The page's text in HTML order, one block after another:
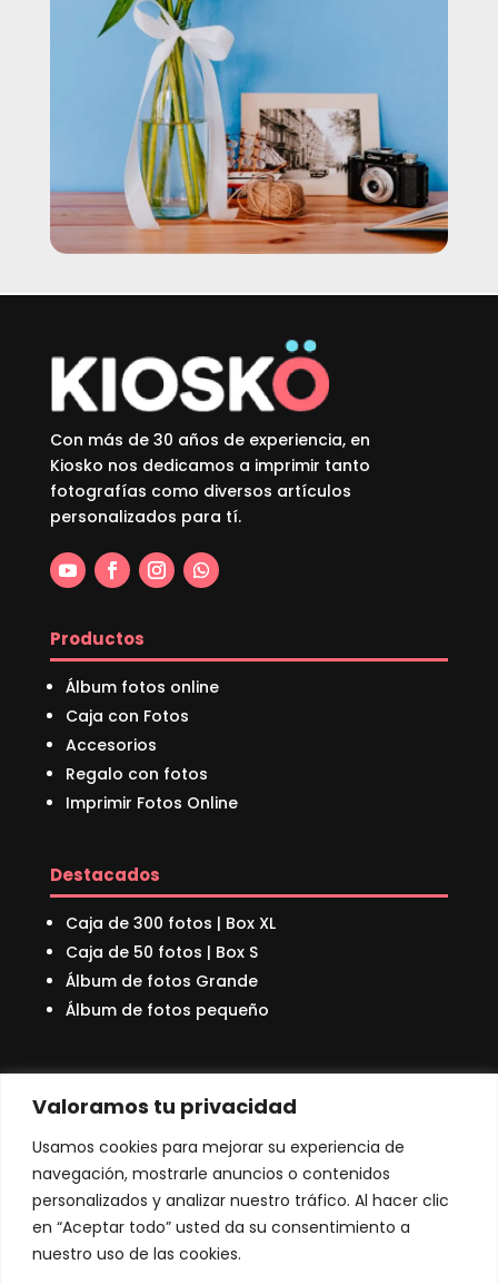
Valoramos tu privacidad
Usamos cookies para mejorar su experiencia de
navegación, mostrarle anuncios o contenidos
personalizados y analizar nuestro tráfico. Al hacer clic
en “Aceptar todo” usted da su consentimiento a
nuestro uso de las cookies.
Con más de 30 años de experiencia, en
Kiosko nos dedicamos a imprimir tanto
fotografías como diversos artículos
personalizados para tí.
Productos
Álbum fotos online
Caja con Fotos
Accesorios
Regalo con fotos
Imprimir Fotos Online
Destacados
Caja de 300 fotos | Box XL
Caja de 50 fotos | Box S
Álbum de fotos Grande
Álbum de fotos pequeño
Sobre nosotros
Nuestro Bosque
Preguntas Frecuentes
Blog
Contacto